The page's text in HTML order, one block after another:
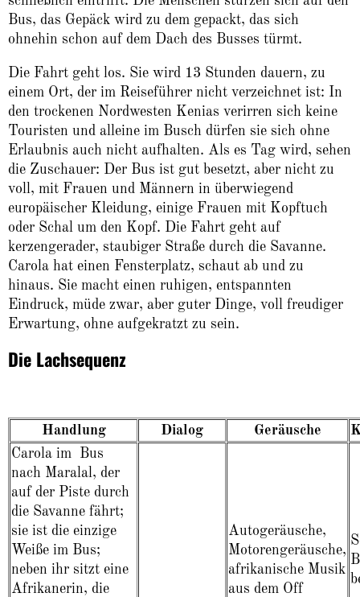
Bus, das Gepäck wird zu dem gepackt, das sich
ohnehin schon auf dem Dach des Busses türmt.
Die Fahrt geht los. Sie wird 13 Stunden dauern, zu
einem Ort, der im Reiseführer nicht verzeichnet ist: In
den trockenen Nordwesten Kenias verirren sich keine
Touristen und alleine im Busch dürfen sie sich ohne
Erlaubnis auch nicht aufhalten. Als es Tag wird, sehen
die Zuschauer: Der Bus ist gut besetzt, aber nicht zu
voll, mit Frauen und Männern in überwiegend
europäischer Kleidung, einige Frauen mit Kopftuch
oder Schal um den Kopf. Die Fahrt geht auf
kerzengera­der, staubiger Straße durch die Savanne.
Carola hat einen Fensterplatz, schaut ab und zu
hinaus. Sie macht einen ruhigen, entspannten
Eindruck, müde zwar, aber guter Dinge, voll freudiger
Erwartung, ohne aufgekratzt zu sein.
Die Lachsequenz
Handlung Dialog Geräusche
Carola im Bus
nach Maralal, der
auf der Piste durch
die Savanne fährt;
sie ist die einzige
Weiße im Bus;
neben ihr sitzt eine
Afrikanerin, die
Autogeräusche,
Motorengeräusche,
afrikanische Musik
aus dem Off